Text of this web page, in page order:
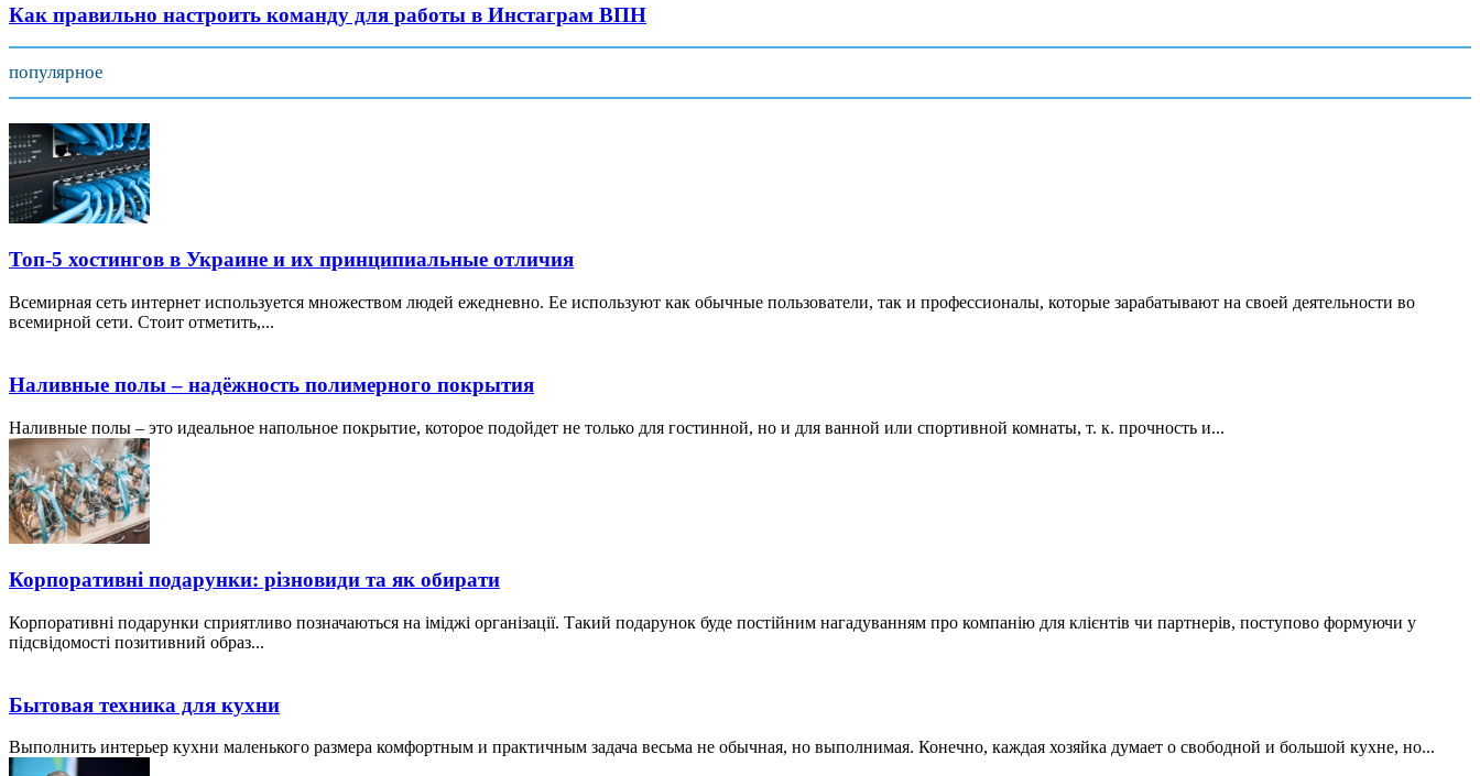
Как правильно настроить команду для работы в Инстаграм ВПН
популярное
Топ-5 хостингов в Украине и их принципиальные отличия
Всемирная сеть интернет используется множеством людей ежедневно. Ее используют как обычные пользователи, так и профессионалы, которые зарабатывают на своей деятельности во
всемирной сети. Стоит отметить,...
Наливные полы – надёжность полимерного покрытия
Наливные полы – это идеальное напольное покрытие, которое подойдет не только для гостинной, но и для ванной или спортивной комнаты, т. к. прочность и...
Корпоративні подарунки: різновиди та як обирати
Корпоративні подарунки сприятливо позначаються на іміджі організації. Такий подарунок буде постійним нагадуванням про компанію для клієнтів чи партнерів, поступово формуючи у
підсвідомості позитивний образ...
Бытовая техника для кухни
Выполнить интерьер кухни маленького размера комфортным и практичным задача весьма не обычная, но выполнимая. Конечно, каждая хозяйка думает о свободной и большой кухне, но...